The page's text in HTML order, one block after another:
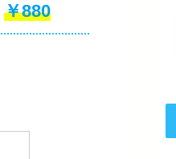
￥880